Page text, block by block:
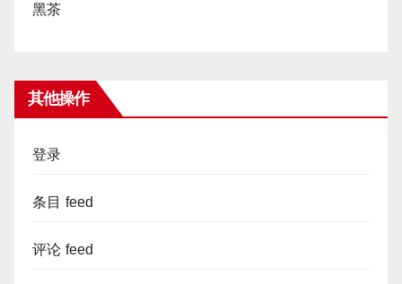
黑茶
其他操作
登录
条目 feed
评论 feed